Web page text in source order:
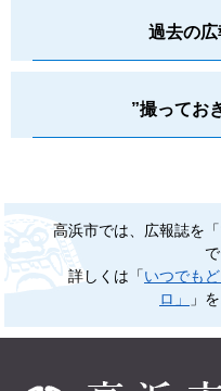
過去の広
”撮ってお
高浜市では、広報誌を
詳しくは「いつでも
ロ」
」